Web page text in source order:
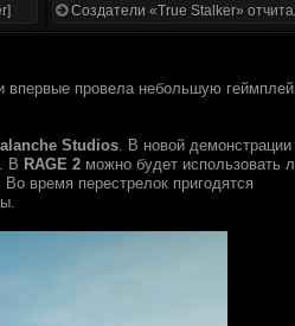
Создатели «True Stalker»
впервые провела небольшую
Studios. В новой демонстрации
В RAGE 2 можно будет использовать
время перестрелок пригодятся